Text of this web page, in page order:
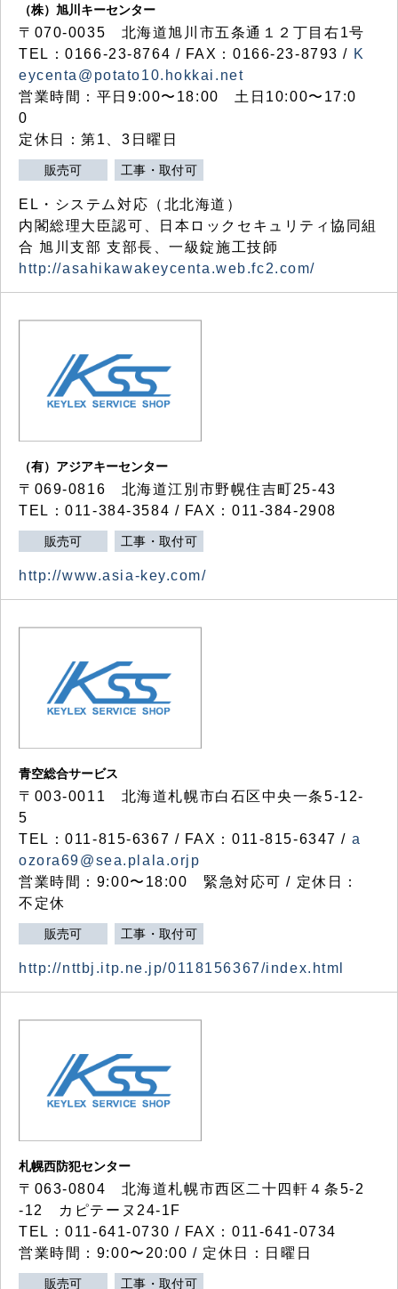
（株）旭川キーセンター
〒070-0035 北海道旭川市五条通１２丁目右1号
TEL：0166-23-8764 / FAX：0166-23-8793 / K
eycenta@potato10.hokkai.net
営業時間：平日9:00〜18:00 土日10:00〜17:0
0
定休日：第1、3日曜日
販売可 工事・取付可
EL・システム対応（北北海道）
内閣総理大臣認可、日本ロックセキュリティ協同組
合 旭川支部 支部長、一級錠施工技師
http://asahikawakeycenta.web.fc2.com/
（有）アジアキーセンター
〒069-0816 北海道江別市野幌住吉町25-43
TEL：011-384-3584 / FAX：011-384-2908
販売可 工事・取付可
http://www.asia-key.com/
青空総合サービス
〒003-0011 北海道札幌市白石区中央一条5-12-
5
TEL：011-815-6367 / FAX：011-815-6347 / a
ozora69@sea.plala.orjp
営業時間：9:00〜18:00 緊急対応可 / 定休日：
不定休
販売可 工事・取付可
http://nttbj.itp.ne.jp/0118156367/index.html
札幌西防犯センター
〒063-0804 北海道札幌市西区二十四軒４条5-2
-12 カピテーヌ24-1F
TEL：011-641-0730 / FAX：011-641-0734
営業時間：9:00〜20:00 / 定休日：日曜日
販売可 工事・取付可